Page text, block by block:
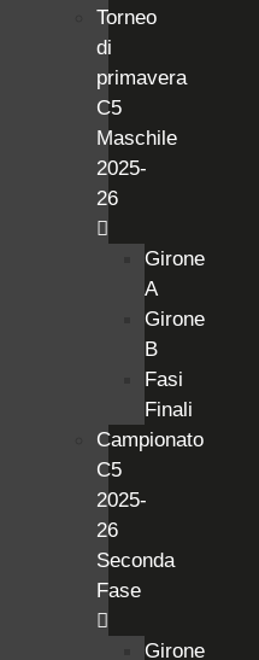
Torneo
di
primavera
C5
Maschile
2025-
26
Girone
A
Girone
B
Fasi
Finali
Campionato
C5
2025-
26
Seconda
Fase
Girone